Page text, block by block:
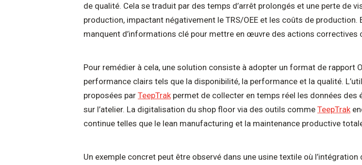
de qualité. Cela se traduit par des temps d’arrêt prolongés et une perte de
production, impactant négativement le TRS/OEE et les coûts de production.
manquent d’informations clé pour mettre en œuvre des actions correctives
Pour remédier à cela, une solution consiste à adopter un format de
performance clairs tels que la disponibilité, la performance et la qualité.
proposées par TeepTrak permet de collecter en temps réel les données
sur l’atelier. La digitalisation du shop floor via des outils comme TeepTrak
continue telles que le lean manufacturing et la maintenance productive
Un exemple concret peut être observé dans une usine textile où l’intégration